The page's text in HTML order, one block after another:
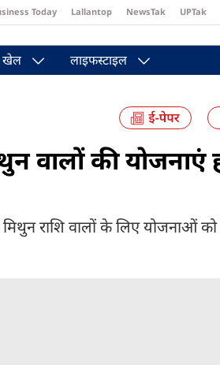
Today Lallantop NewsTak UPTak
खेल लाइफस्टाइल
की योजनाएं
राशि वालों के लिए योजनाओं